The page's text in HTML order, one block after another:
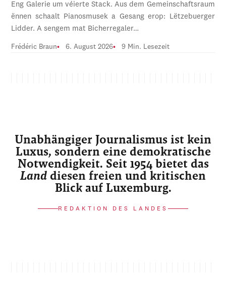
Eng Galerie um véierte Stack. Aus dem Gemeinschaftsraum
ënnen schaalt Pianosmusek a Gesang erop: Lëtzebuerger
Lidder. A sengem mat Bicherregaler…
Frédéric Braun 6. August 2026 9 Min. Lesezeit
Unabhängiger Journalismus ist kein
Luxus, sondern eine demokratische
Notwendigkeit. Seit 1954 bietet das
Land diesen freien und kritischen
Blick auf Luxemburg.
REDAKTION DES LANDES